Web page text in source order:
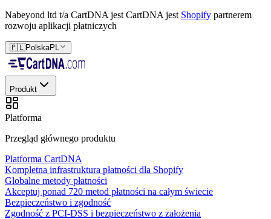
Nabeyond ltd t/a CartDNA jest CartDNA jest Shopify partnerem
rozwoju aplikacji płatniczych
🇵🇱PolskaPL
Produkt
Platforma
Przegląd głównego produktu
Platforma CartDNA
Kompletna infrastruktura płatności dla Shopify
Globalne metody płatności
Akceptuj ponad 720 metod płatności na całym świecie
Bezpieczeństwo i zgodność
Zgodność z PCI-DSS i bezpieczeństwo z założenia